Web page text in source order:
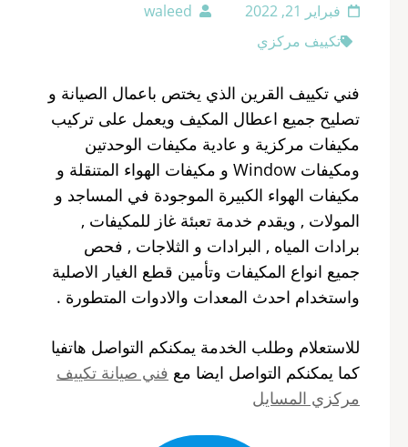
فبراير 21, 2022
waleed
تكييف مركزي
فني تكييف القرين الذي يختص باعمال الصيانة و
تصليح جميع اعطال المكيف ويعمل على تركيب
مكيفات مركزية و عادية مكيفات الوحدتين
ومكيفات Window و مكيفات الهواء المتنقلة و
مكيفات الهواء الكبيرة الموجودة في المساجد و
المولات , ويقدم خدمة تعبئة غاز للمكيفات ,
برادات المياه , البرادات و الثلاجات , فحص
جميع انواع المكيفات وتأمين قطع الغيار الاصلية
واستخدام احدث المعدات والادوات المتطورة .
للاستعلام وطلب الخدمة يمكنكم التواصل هاتفيا
كما يمكنكم التواصل ايضا مع فني صيانة تكييف
مركزي المسايل